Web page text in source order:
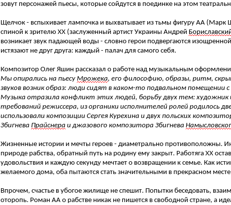
зовут персонажей пьесы, которые сойдутся в поединке на этом
Щелчок - вспыхивает лампочка и выхватывает из тьмы фигуру АА (Марк
спиной к зрителю ХХ (заслуженный артист Украины Андрей
возникает звук падающей воды - словно герои подвергаются
истязают не друг друга: каждый - палач для самого себя.
Композитор Олег Яшин рассказал о работе над музыкальным
Мы опирались на пьесу Мрожека, его философию, образы, ритм,
звуков возник образ: люди сидят в каком-то подвальном помещении
Музыка отразила конфликт этих людей, борьбу двух тем:
требований режиссера, из органики исполнителей ролей родилось
использовали композиции Сергея Курехина и двух польских
Збигнева Прайснера и джазового композитора Збигнева
Жизненные истории и мечты героев - диаметрально противоположны.
природе рабства, обратный путь на родину ему закрыт. Работяга ХХ
удовольствия и каждую секунду мечтает о возвращении к семье. Как
желаемого дома, оба пытаются стать значительными в прекрасном месте
Впрочем, счастье в убогое жилище не спешит. Попытки беседовать,
оторопь. Роман АА о рабстве никак не пишется в свободной стране, а